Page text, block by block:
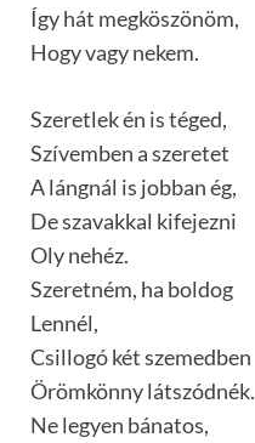
Így hát megköszönöm,
Hogy vagy nekem.
Szeretlek én is téged,
Szívemben a szeretet
A lángnál is jobban ég,
De szavakkal kifejezni
Oly nehéz.
Szeretném, ha boldog
Lennél,
Csillogó két szemedben
Örömkönny látszódnék.
Ne legyen bánatos,